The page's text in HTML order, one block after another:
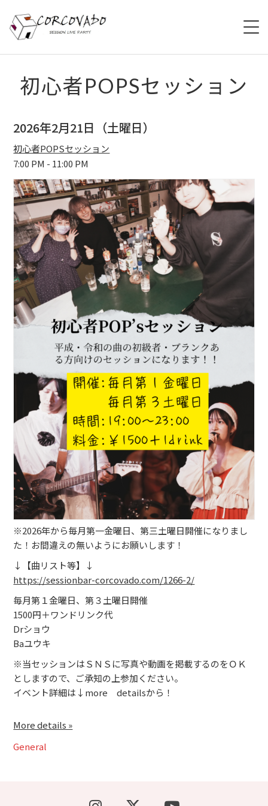
HOME
SCHEDULE
MENU
ACCESS
CONTACT
ブッキングライブ出演者募集！！
楽器機材等
初心者POPS
初心者POPSセッション
2026年2月21日（土曜日）
初心者POPSセッション
7:00 PM - 11:00 PM
※2026年から毎月第一金曜日、第三土曜日開催になりまし
た！お間違えの無いようにお願いします！
↓【曲リスト等】↓
https://sessionbar-corcovado.com/1266-2/
毎月第１金曜日、第３土曜日開催
1500円＋ワンドリンク代
Drショウ
Baユウキ
※当セッションはＳＮＳに写真や動画を掲載するのをＯＫ
としますので、ご承知の上参加ください。
イベント詳細は↓more detailsから！
More details »
General